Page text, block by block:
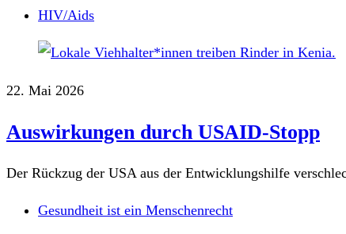
HIV/Aids
22. Mai 2026
Auswirkungen durch USAID-Stopp
Der Rückzug der USA aus der Entwicklungshilfe
Gesundheit ist ein Menschenrecht